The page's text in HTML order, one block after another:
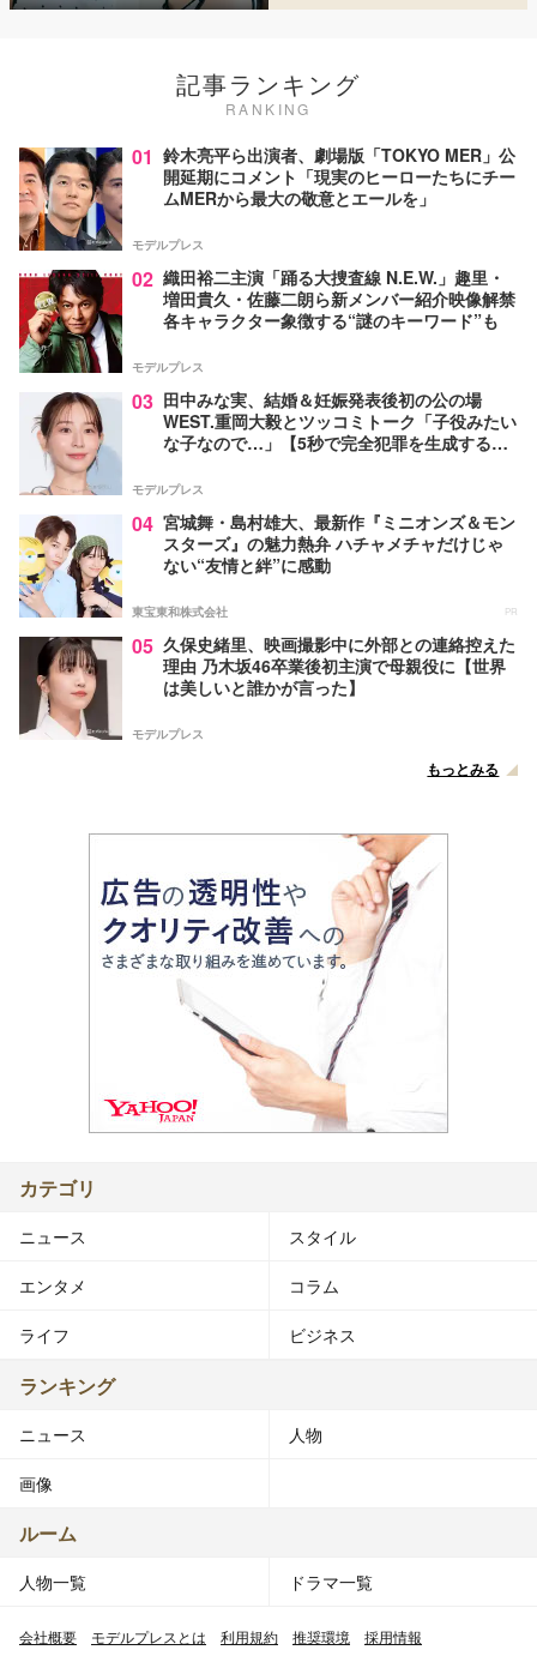
記事ランキング
RANKING
01 鈴木亮平ら出演者、劇場版「TOKYO MER」公
開延期にコメント「現実のヒーローたちにチー
ムMERから最大の敬意とエールを」
モデルプレス
02 織田裕二主演「踊る大捜査線 N.E.W.」趣里・
増田貴久・佐藤二朗ら新メンバー紹介映像解禁
各キャラクター象徴する“謎のキーワード”も
モデルプレス
03 田中みな実、結婚＆妊娠発表後初の公の場
WEST.重岡大毅とツッコミトーク「子役みたい
な子なので…」【5秒で完全犯罪を生成する方
モデルプレス
04 宮城舞・島村雄大、最新作『ミニオンズ＆モン
スターズ』の魅力熱弁 ハチャメチャだけじゃ
ない“友情と絆”に感動
東宝東和株式会社 PR
05 久保史緒里、映画撮影中に外部との連絡控えた
理由 乃木坂46卒業後初主演で母親役に【世界
は美しいと誰かが言った】
モデルプレス
もっとみる
カテゴリ
ニュース スタイル
エンタメ コラム
ライフ ビジネス
ランキング
ニュース 人物
画像
ルーム
人物一覧 ドラマ一覧
会社概要 モデルプレスとは 利用規約 推奨環境 採用情報